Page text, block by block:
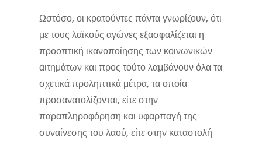
Ωστόσο, οι κρατούντες πάντα γνωρίζουν, ότι
με τους λαϊκούς αγώνες εξασφαλίζεται η
προοπτική ικανοποίησης των κοινωνικών
αιτημάτων και προς τούτο λαμβάνουν όλα τα
σχετικά προληπτικά μέτρα, τα οποία
προσανατολίζονται, είτε στην
παραπληροφόρηση και υφαρπαγή της
συναίνεσης του λαού, είτε στην καταστολή